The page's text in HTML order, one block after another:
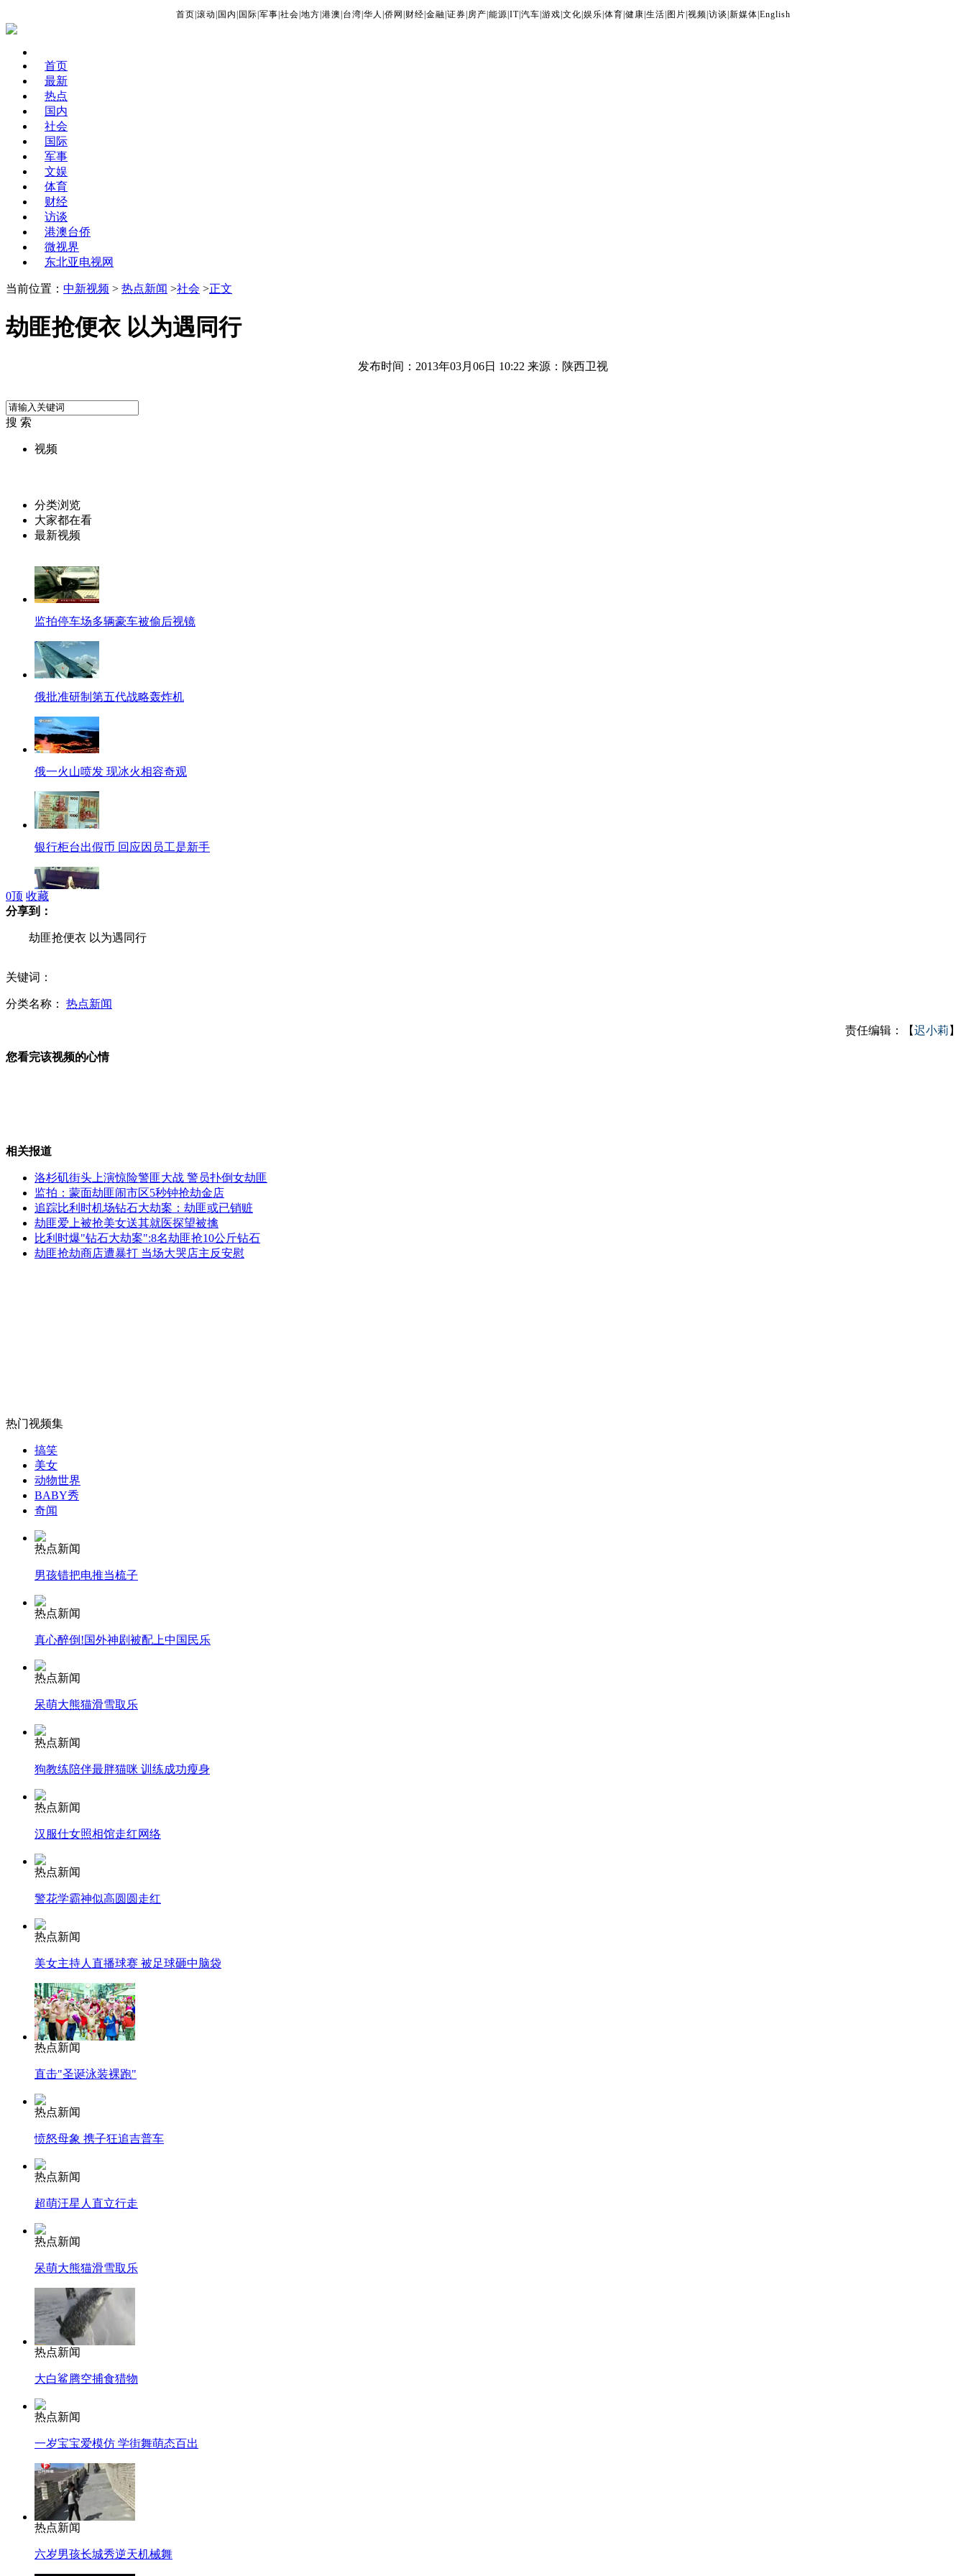
首页 滚动 国内 国际 军事 社会 地方 港澳 台湾 华人 侨网 财经 金融 证券 房产 能源 IT| 汽车 游戏 文化 娱乐 体育 健康 生活 图片 视频 访谈 新媒体 English
首页
最新
热点
国内
社会
国际
军事
文娱
体育
财经
访谈
港澳台侨
微视界
东北亚电视网
当前位置： 中新视频 > 热点新闻 >社会 >正文
劫匪抢便衣 以为遇同行
发布时间：2013年03月06日 10:22 来源：陕西卫视
搜 索
视频
分类浏览
大家都在看
最新视频
监拍停车场多辆豪车被偷后视镜
俄批准研制第五代战略轰炸机
俄一火山喷发 现冰火相容奇观
银行柜台出假币 回应因员工是新手
古巴民众悼念查韦斯 文艺演出被取消
巴西秘鲁等拉美国家对查韦斯逝世表示惋惜
委内瑞拉民众在医院和广场聚集悼念查韦斯
女孩北京地铁殴打老人 痛下狠手拳打脚踢
无痛分娩是否安全 医生回应
外交部：有关国家言论片面不公正
安徽一实载49人客车翻车
走！跟着总书记去植树
消防员救轻生者 花炮节热闹非凡 减压"枕头大战"
纽约上演“枕头大战”
司机酒驾遇交警 急速倒车逃窜
0顶 收藏
分享到：
劫匪抢便衣 以为遇同行
关键词：
分类名称： 热点新闻
责任编辑：【迟小莉 】
您看完该视频的心情
相关报道
洛杉矶街头上演惊险警匪大战 警员扑倒女劫匪
监拍：蒙面劫匪闹市区5秒钟抢劫金店
追踪比利时机场钻石大劫案：劫匪或已销赃
劫匪爱上被抢美女送其就医探望被擒
比利时爆"钻石大劫案":8名劫匪抢10公斤钻石
劫匪抢劫商店遭暴打 当场大哭店主反安慰
热门视频集
搞笑
美女
动物世界
BABY秀
奇闻
热点新闻
男孩错把电推当梳子
热点新闻
真心醉倒!国外神剧被配上中国民乐
热点新闻
呆萌大熊猫滑雪取乐
热点新闻
狗教练陪伴最胖猫咪 训练成功瘦身
热点新闻
汉服仕女照相馆走红网络
热点新闻
警花学霸神似高圆圆走红
热点新闻
美女主持人直播球赛 被足球砸中脑袋
热点新闻
直击"圣诞泳装裸跑"
热点新闻
愤怒母象 携子狂追吉普车
热点新闻
超萌汪星人直立行走
热点新闻
呆萌大熊猫滑雪取乐
热点新闻
大白鲨腾空捕食猎物
热点新闻
一岁宝宝爱模仿 学街舞萌态百出
热点新闻
六岁男孩长城秀逆天机械舞